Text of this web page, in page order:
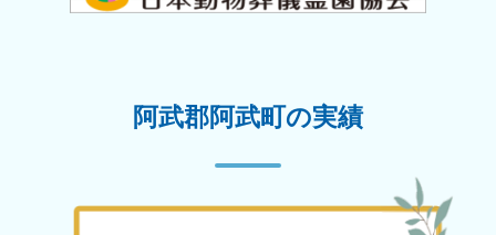
阿武郡阿武町の実績